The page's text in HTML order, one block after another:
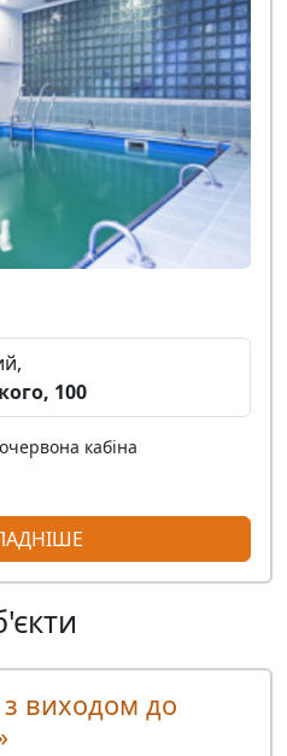
100
кабіна
виходом до